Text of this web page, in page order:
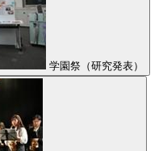
学園祭（研究発表）